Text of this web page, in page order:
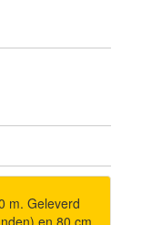
m. Geleverd
en 80 cm